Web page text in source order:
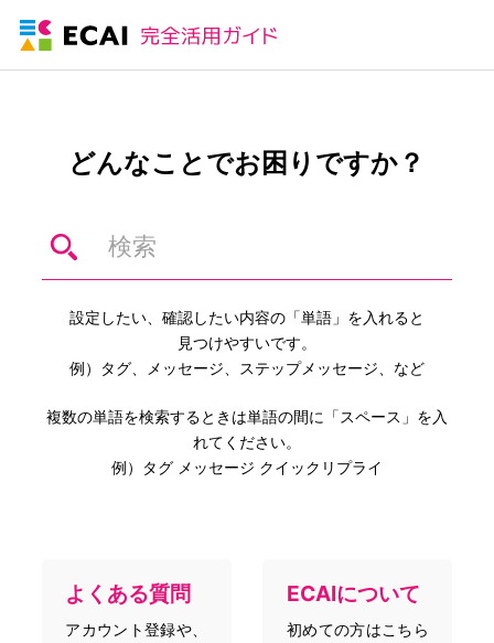
どんなことでお困りですか？
設定したい、確認したい内容の「単語」を入れると
見つけやすいです。
例）タグ、メッセージ、ステップメッセージ、など
複数の単語を検索するときは単語の間に「スペース」を入
れてください。
例）タグ メッセージ クイックリプライ
よくある質問
アカウント登録や、
ECAIについて
初めての方はこちら